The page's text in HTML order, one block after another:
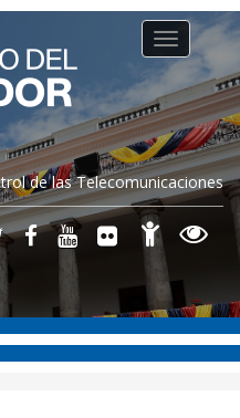
de las Telecomunicaciones
Toggle
navigation